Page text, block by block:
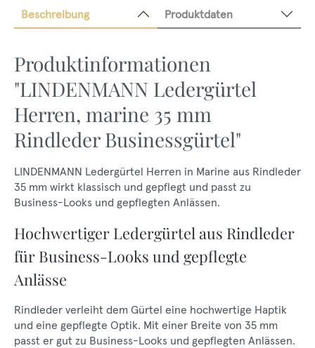
Beschreibung Produktdaten
Produktinformationen
"LINDENMANN Ledergürtel
Herren, marine 35 mm
Rindleder Businessgürtel"
LINDENMANN Ledergürtel Herren in Marine aus Rindleder
35 mm wirkt klassisch und gepflegt und passt zu
Business-Looks und gepflegten Anlässen.
Hochwertiger Ledergürtel aus Rindleder
für Business-Looks und gepflegte
Anlässe
Rindleder verleiht dem Gürtel eine hochwertige Haptik
und eine gepflegte Optik. Mit einer Breite von 35 mm
passt er gut zu Business-Looks und gepflegten Anlässen.